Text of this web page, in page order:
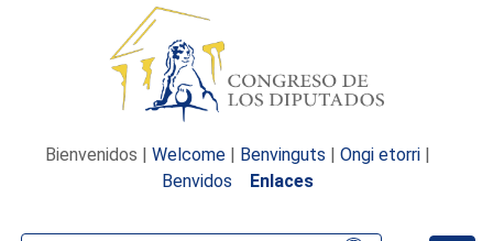
Bienvenidos | Welcome | Benvinguts | Ongi etorri |
Benvidos
Enlaces